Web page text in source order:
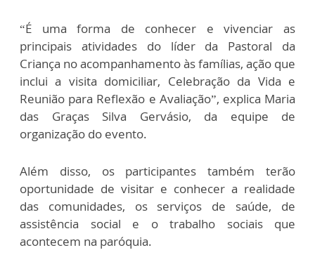
“É uma forma de conhecer e vivenciar as
principais atividades do líder da Pastoral da
Criança no acompanhamento às famílias, ação que
inclui a visita domiciliar, Celebração da Vida e
Reunião para Reflexão e Avaliação”, explica Maria
das Graças Silva Gervásio, da equipe de
organização do evento.
Além disso, os participantes também terão
oportunidade de visitar e conhecer a realidade
das comunidades, os serviços de saúde, de
assistência social e o trabalho sociais que
acontecem na paróquia.